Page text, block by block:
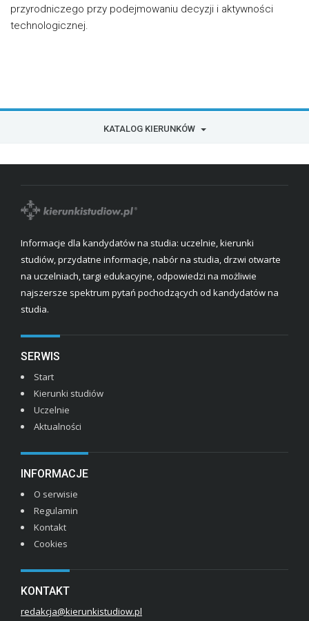
przyrodniczego przy podejmowaniu decyzji i aktywności
technologicznej.
KATALOG KIERUNKÓW
Informacje dla kandydatów na studia: uczelnie, kierunki
studiów, przydatne informacje, nabór na studia, drzwi otwarte
na uczelniach, targi edukacyjne, odpowiedzi na możliwie
najszersze spektrum pytań pochodzących od kandydatów na
studia.
SERWIS
Start
Kierunki studiów
Uczelnie
Aktualności
INFORMACJE
O serwisie
Regulamin
Kontakt
Cookies
KONTAKT
redakcja@kierunkistudiow.pl